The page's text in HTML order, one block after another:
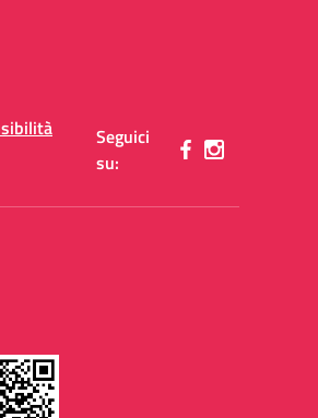
Seguici
su: